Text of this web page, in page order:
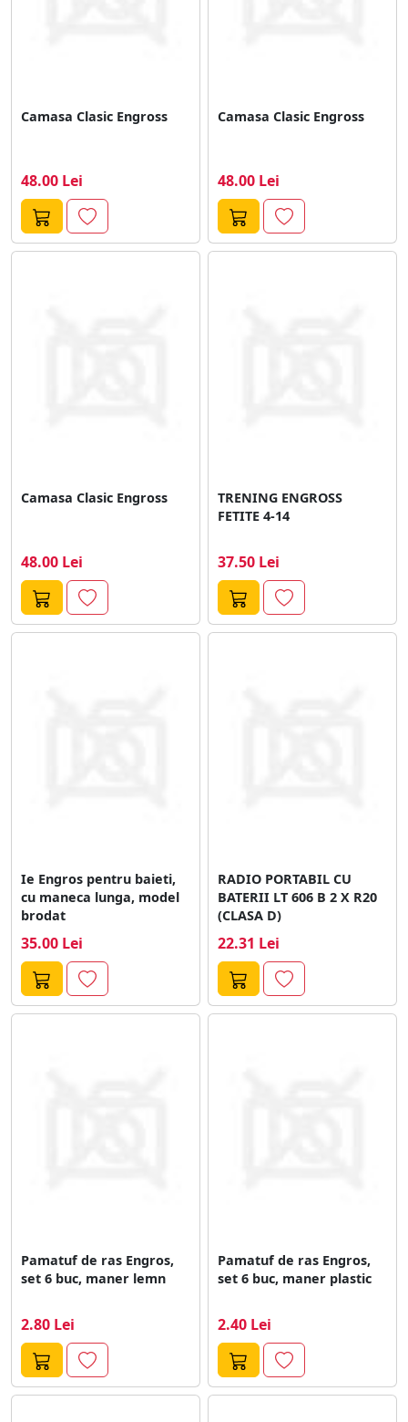
Camasa Clasic Engross
48.00 Lei
Camasa Clasic Engross
48.00 Lei
Camasa Clasic Engross
48.00 Lei
TRENING ENGROSS
FETITE 4-14
37.50 Lei
Ie Engros pentru baieti,
cu maneca lunga, model
brodat
35.00 Lei
RADIO PORTABIL CU
BATERII LT 606 B 2 X R20
(CLASA D)
22.31 Lei
Pamatuf de ras Engros,
set 6 buc, maner lemn
2.80 Lei
Pamatuf de ras Engros,
set 6 buc, maner plastic
2.40 Lei